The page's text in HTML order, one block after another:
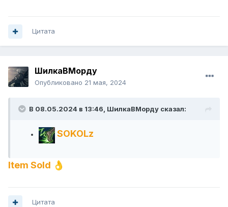
Цитата
ШилкаВМорду
Опубликовано 21 мая, 2024
В 08.05.2024 в 13:46, ШилкаВМорду сказал:
SOKOLz
Item Sold 👌
Цитата